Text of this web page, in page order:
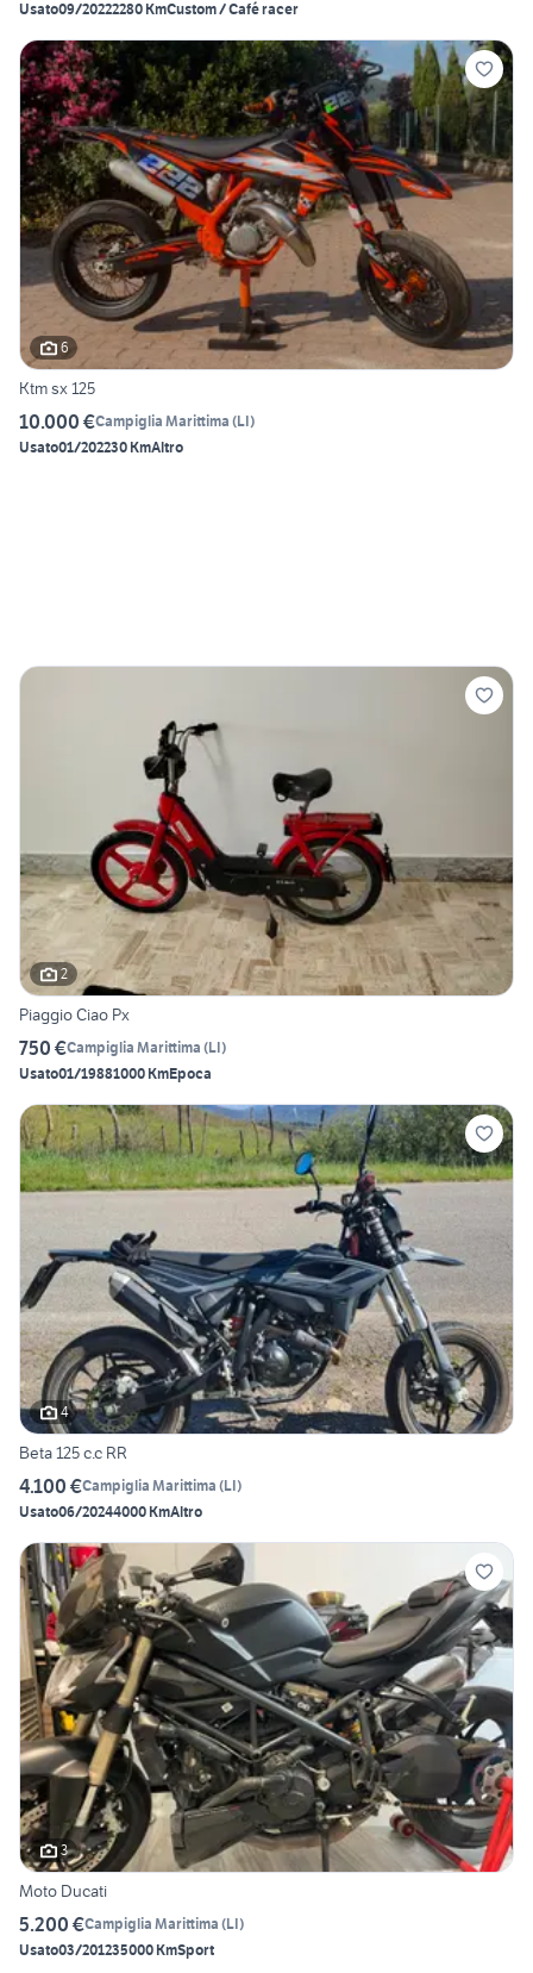
Usato09/20222280 KmCustom / Café racer
6
Ktm sx 125
10.000 €Campiglia Marittima (LI)
Usato01/202230 KmAltro
2
Piaggio Ciao Px
750 €Campiglia Marittima (LI)
Usato01/19881000 KmEpoca
4
Beta 125 c.c RR
4.100 €Campiglia Marittima (LI)
Usato06/20244000 KmAltro
3
Moto Ducati
5.200 €Campiglia Marittima (LI)
Usato03/201235000 KmSport